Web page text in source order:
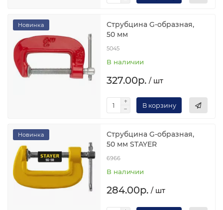
Новинка
Струбцина G-образная,
50 мм
5045
В наличии
327.00р. / шт
В корзину
Новинка
Струбцина G-образная,
50 мм STAYER
6966
В наличии
284.00р. / шт